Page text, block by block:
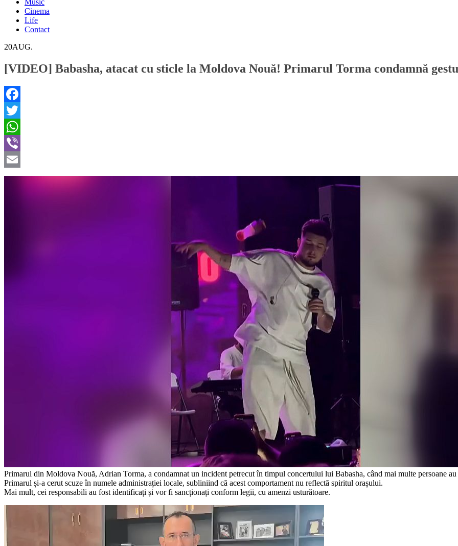
Music
Cinema
Life
Contact
20AUG.
[VIDEO] Babasha, atacat cu sticle la Moldova Nouă! Primarul Torma condamnă
Facebook
Twitter
WhatsApp
Viber
Email
Primarul din Moldova Nouă, Adrian Torma, a condamnat un incident petrecut în timpul concertului lui Babasha, când mai multe persoane au
Primarul și-a cerut scuze în numele administrației locale, subliniind că acest comportament nu reflectă spiritul orașului.
Mai mult, cei responsabili au fost identificați și vor fi sancționați conform legii, cu amenzi usturătoare.